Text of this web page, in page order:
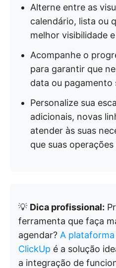
Alterne entre as
calendário, lista ou
melhor visibilidade
Acompanhe o
para garantir que
data ou pagamento
Personalize sua
adicionais, novas
atender às suas
que suas
💡 Dica profissional:
ferramenta que faça
agendar? A plataforma
ClickUp é a solução
a integração de